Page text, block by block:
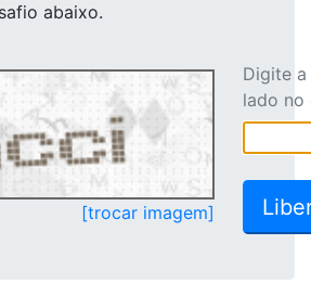
abaixo.
[trocar imagem]
Digite
lado no